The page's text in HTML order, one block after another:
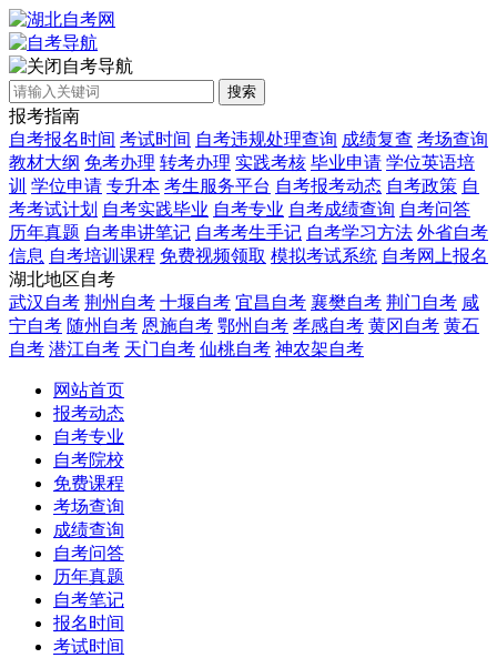
自考导航
搜索
报考指南
自考报名时间 考试时间 自考违规处理查询 成绩复查 考场查询
教材大纲 免考办理 转考办理 实践考核 毕业申请 学位英语培
训 学位申请 专升本 考生服务平台 自考报考动态 自考政策 自
考考试计划 自考实践毕业 自考专业 自考成绩查询 自考问答
历年真题 自考串讲笔记 自考考生手记 自考学习方法 外省自考
信息 自考培训课程 免费视频领取 模拟考试系统 自考网上报名
湖北地区自考
武汉自考 荆州自考 十堰自考 宜昌自考 襄樊自考 荆门自考 咸
宁自考 随州自考 恩施自考 鄂州自考 孝感自考 黄冈自考 黄石
自考 潜江自考 天门自考 仙桃自考 神农架自考
网站首页
报考动态
自考专业
自考院校
免费课程
考场查询
成绩查询
自考问答
历年真题
自考笔记
报名时间
考试时间